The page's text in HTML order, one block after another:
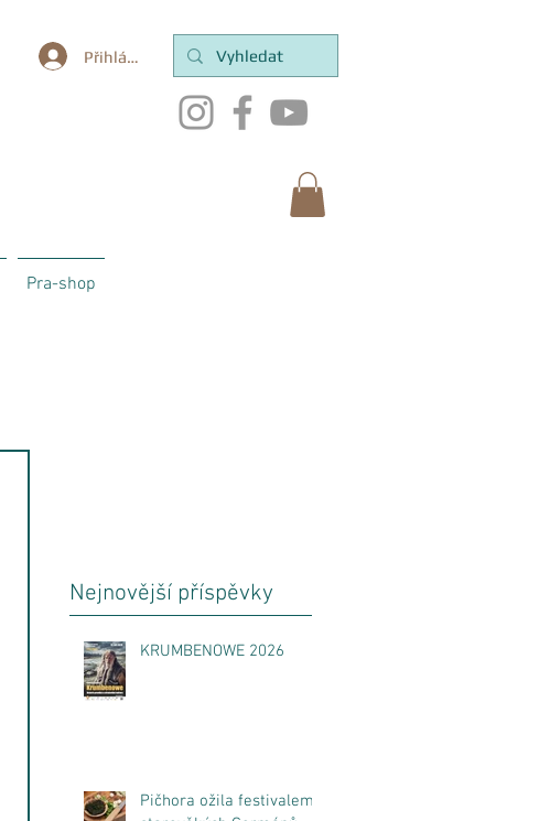
Přihlásit se
Pra-shop
Nejnovější příspěvky
KRUMBENOWE 2026
Pičhora ožila festivalem